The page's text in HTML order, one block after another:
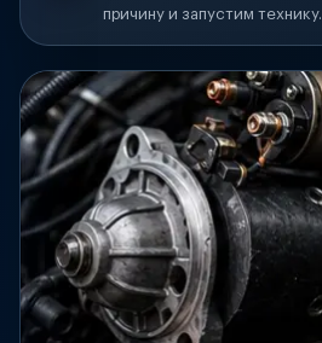
причину и запустим технику.